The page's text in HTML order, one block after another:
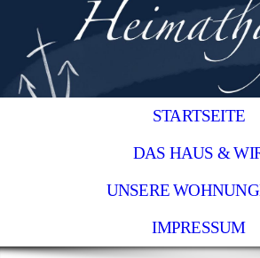
STARTSEITE
DAS HAUS &
UNSERE
IMPRESSUM